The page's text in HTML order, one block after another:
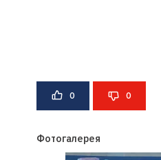
0 0
Фотогалерея